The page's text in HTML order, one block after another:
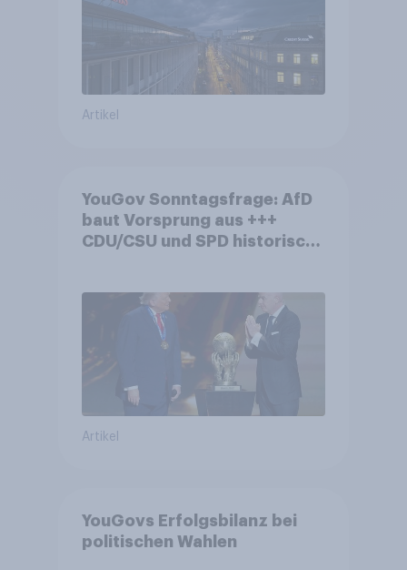
Artikel
YouGov Sonntagsfrage: AfD
baut Vorsprung aus +++
CDU/CSU und SPD historisch
Fußball-WM ohne Politik
Artikel
YouGovs Erfolgsbilanz bei
politischen Wahlen